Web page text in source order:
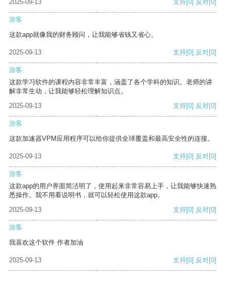
2025-09-13 支持[0] 反对[0]
游客
这款app就像我的财务顾问，让我能够省钱又省心。
2025-09-13 支持[0] 反对[0]
游客
这款学习软件的课程内容非常丰富，涵盖了各个学科的知识。老师的讲
解非常生动，让我能够轻松理解知识点。
2025-09-13
支持[0] 反对[0]
游客
这款加速器VPM应用程序可以给你提供全球覆盖和最高安全性的连接。
2025-09-13 支持[0] 反对[0]
游客
这款app的用户界面简洁明了，使用起来非常容易上手，让我能够快速熟
悉操作。我不用看说明书，就可以轻松使用这款app。
2025-09-13
支持[0] 反对[0]
游客
我喜欢这个软件 作者加油
2025-09-13 支持[0] 反对[0]